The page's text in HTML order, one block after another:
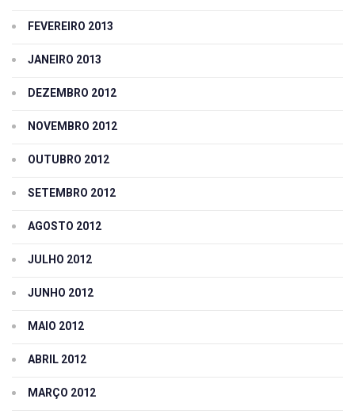
FEVEREIRO 2013
JANEIRO 2013
DEZEMBRO 2012
NOVEMBRO 2012
OUTUBRO 2012
SETEMBRO 2012
AGOSTO 2012
JULHO 2012
JUNHO 2012
MAIO 2012
ABRIL 2012
MARÇO 2012